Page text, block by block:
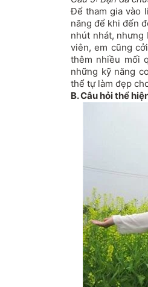
Để tham gia vào
năng để khi đến
nhút nhát, nhưng
viên, em cũng
thêm nhiều mối
những kỹ năng
thể tự làm đẹp
B. Câu hỏi thể